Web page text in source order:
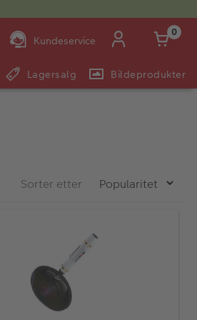
Kundeservice
Man -
09:00 -
14:00 -
E-post:
0
Lagersalg Bildeprodukter
Sorter etter